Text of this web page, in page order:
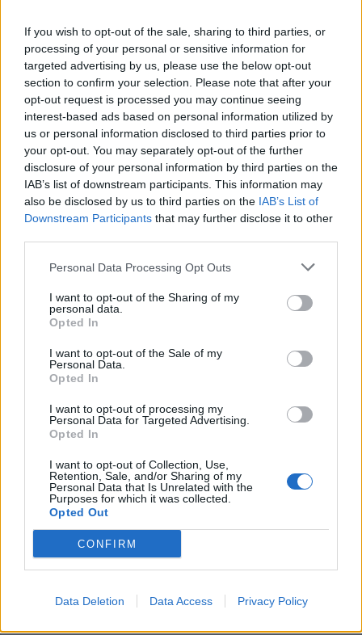
If you wish to opt-out of the sale, sharing to third parties, or
processing of your personal or sensitive information for
targeted advertising by us, please use the below opt-out
section to confirm your selection. Please note that after your
opt-out request is processed you may continue seeing
interest-based ads based on personal information utilized by
us or personal information disclosed to third parties prior to
your opt-out. You may separately opt-out of the further
disclosure of your personal information by third parties on the
IAB’s list of downstream participants. This information may
also be disclosed by us to third parties on the IAB’s List of
Downstream Participants that may further disclose it to other
Personal Data Processing Opt Outs
I want to opt-out of the Sharing of my
personal data.
Opted In
I want to opt-out of the Sale of my
Personal Data.
Opted In
I want to opt-out of processing my
Personal Data for Targeted Advertising.
Opted In
I want to opt-out of Collection, Use,
Retention, Sale, and/or Sharing of my
Personal Data that Is Unrelated with the
Purposes for which it was collected.
Opted Out
CONFIRM
Data Deletion Data Access Privacy Policy
2 di 15
TAG resistenza verbania
Leggi l'articolo:
A Fondotoce il ricordo dei patrioti che lottarono contro il
nazifascismo. La patria affidata anche a noi